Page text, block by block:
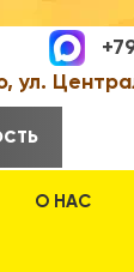
ул.
О НАС